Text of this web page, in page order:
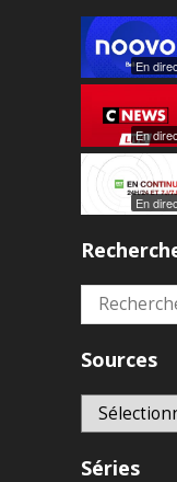
En
En
En
Rechercher :
Sources
Séries